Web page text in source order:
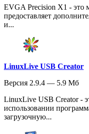
EVGA Precision X1 - это
предоставляет
и...
LinuxLive USB Creator
Версия 2.9.4 — 5.9 Мб
LinuxLive USB Creator -
использовании
загрузочную...